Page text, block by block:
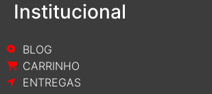
Institucional
BLOG
CARRINHO
ENTREGAS